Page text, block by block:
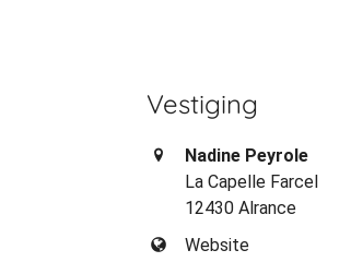
Vestiging
Nadine Peyrole
La Capelle Farcel
12430 Alrance
Website